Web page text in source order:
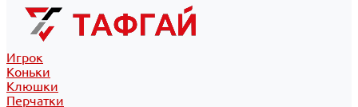
Игрок
Коньки
Клюшки
Перчатки